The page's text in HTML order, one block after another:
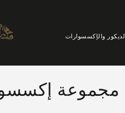
الديكور والإكسسوارات
مجموعة